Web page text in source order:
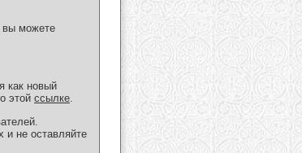
вы можете
как новый
этой ссылке.
и не оставляйте